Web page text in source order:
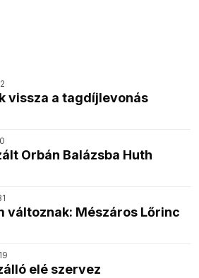
vissza a tagdíjlevonás
Orbán Balázsba Huth
változnak: Mészáros Lőrinc
elé szervez